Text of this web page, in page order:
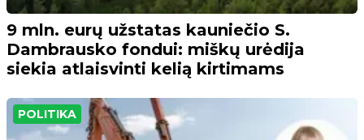
9 mln. eurų užstatas kauniečio S.
Dambrausko fondui: miškų urėdija
siekia atlaisvinti kelią kirtimams
POLITIKA